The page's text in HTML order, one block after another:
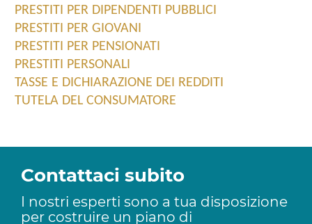
PRESTITI PER DIPENDENTI PUBBLICI
PRESTITI PER GIOVANI
PRESTITI PER PENSIONATI
PRESTITI PERSONALI
TASSE E DICHIARAZIONE DEI REDDITI
TUTELA DEL CONSUMATORE
Contattaci subito
I nostri esperti sono a tua disposizione
per costruire un piano di